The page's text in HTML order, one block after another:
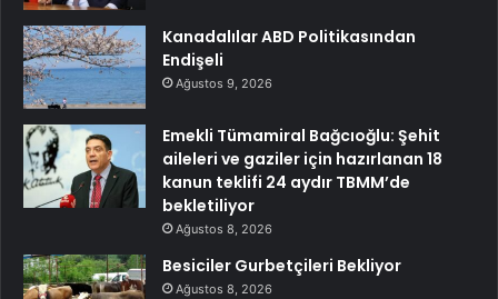
Kanadalılar ABD Politikasından
Endişeli
Ağustos 9, 2026
Emekli Tümamiral Bağcıoğlu: Şehit
aileleri ve gaziler için hazırlanan 18
kanun teklifi 24 aydır TBMM’de
bekletiliyor
Ağustos 8, 2026
Besiciler Gurbetçileri Bekliyor
Ağustos 8, 2026